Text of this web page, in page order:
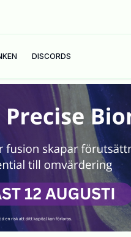
DISCORDS